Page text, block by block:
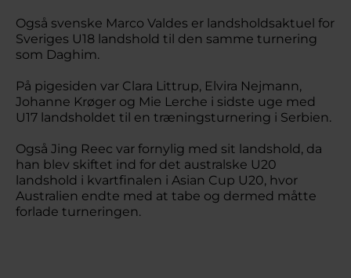
Også svenske Marco Valdes er landsholdsaktuel for
Sveriges U18 landshold til den samme turnering
som Daghim.
På pigesiden var Clara Littrup, Elvira Nejmann,
Johanne Krøger og Mie Lerche i sidste uge med
U17 landsholdet til en træningsturnering i Serbien.
Også Jing Reec var fornylig med sit landshold, da
han blev skiftet ind for det australske U20
landshold i kvartfinalen i Asian Cup U20, hvor
Australien endte med at tabe og dermed måtte
forlade turneringen.